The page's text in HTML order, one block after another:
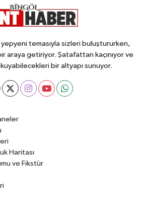
temasıyla sizleri buluştururken,
araya getiriyor. Şatafattan kaçınıyor ve
bir altyapı sunuyor.
Haritası
ve Fikstür